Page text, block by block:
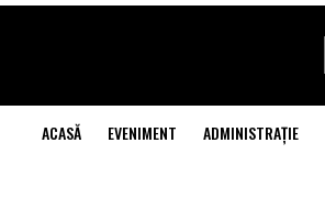
ACASĂ EVENIMENT ADMINISTRAŢIE